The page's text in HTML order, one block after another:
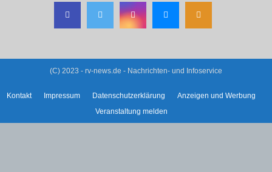
(C) 2023 - rv-news.de - Nachrichten- und Infoservice
Kontakt Impressum Datenschutzerklärung
Anzeigen und Werbung
Veranstaltung melden